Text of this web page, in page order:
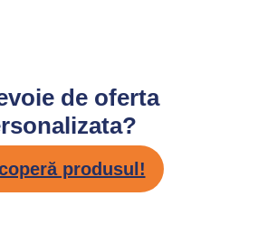
de oferta
produsul!